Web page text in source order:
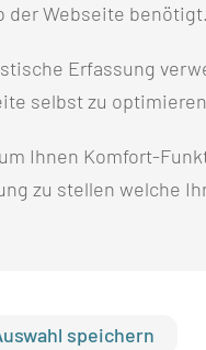
der Webseite benötigt.
Erfassung
selbst zu
Ihnen Komfort-
zu stellen welche
speichern